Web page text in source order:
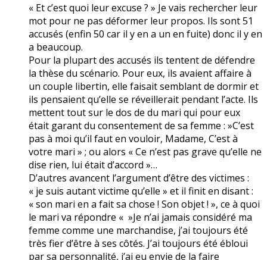
« Et c’est quoi leur excuse ? » Je vais rechercher leur
mot pour ne pas déformer leur propos. Ils sont 51
accusés (enfin 50 car il y en a un en fuite) donc il y en
a beaucoup.
Pour la plupart des accusés ils tentent de défendre
la thèse du scénario. Pour eux, ils avaient affaire à
un couple libertin, elle faisait semblant de dormir et
ils pensaient qu’elle se réveillerait pendant l’acte. Ils
mettent tout sur le dos de du mari qui pour eux
était garant du consentement de sa femme : »C’est
pas à moi qu’il faut en vouloir, Madame, C’est à
votre mari » ; ou alors « Ce n’est pas grave qu’elle ne
dise rien, lui était d’accord »…
D’autres avancent l’argument d’être des victimes :
« je suis autant victime qu’elle » et il finit en disant :
« son mari en a fait sa chose ! Son objet ! », ce à quoi
le mari va répondre « »Je n’ai jamais considéré ma
femme comme une marchandise, j’ai toujours été
très fier d’être à ses côtés. J’ai toujours été ébloui
par sa personnalité, j’ai eu envie de la faire